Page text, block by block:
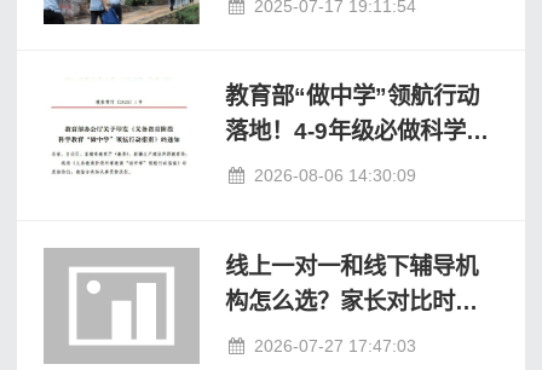
2025-07-17 19:11:54
教育部“做中学”领航行动
落地！4‑9年级必做科学探
究任务，整套解决方案已
2026-08-06 14:30:09
线上一对一和线下辅导机
构怎么选？家长对比时重
点看这几个问题
2026-07-27 17:47:03